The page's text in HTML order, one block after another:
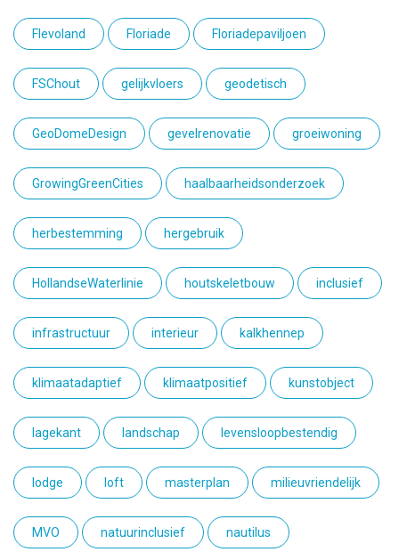
Flevoland Floriade Floriadepaviljoen
FSChout gelijkvloers geodetisch
GeoDomeDesign gevelrenovatie groeiwoning
GrowingGreenCities haalbaarheidsonderzoek
herbestemming hergebruik
HollandseWaterlinie houtskeletbouw inclusief
infrastructuur interieur kalkhennep
klimaatadaptief klimaatpositief kunstobject
lagekant landschap levensloopbestendig
lodge loft masterplan milieuvriendelijk
MVO natuurinclusief nautilus